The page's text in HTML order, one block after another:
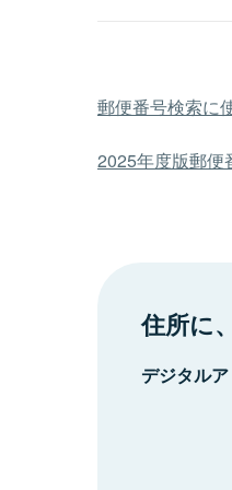
郵便番号検索に
2025年度版郵便
住所に
デジタル